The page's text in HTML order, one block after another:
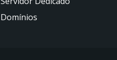
Domínios